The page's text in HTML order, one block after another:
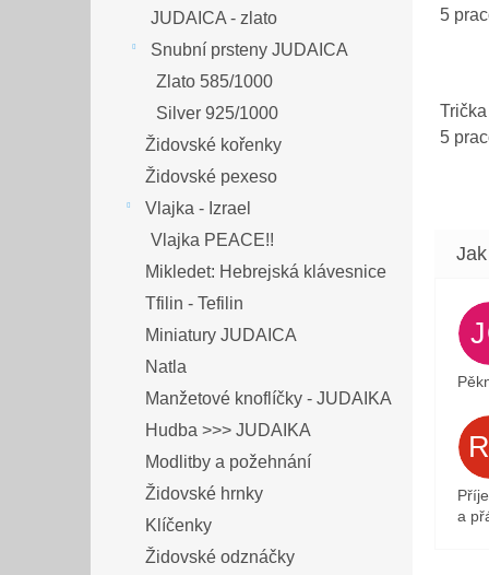
JUDAICA - zlato
Snubní prsteny JUDAICA
Zlato 585/1000
Silver 925/1000
Židovské kořenky
Židovské pexeso
Vlajka - Izrael
Vlajka PEACE!!
Mikledet: Hebrejská klávesnice
Tfilin - Tefilin
Miniatury JUDAICA
Natla
Manžetové knoflíčky - JUDAIKA
Hudba >>> JUDAIKA
Modlitby a požehnání
Židovské hrnky
Klíčenky
Židovské odznáčky
5
5
a